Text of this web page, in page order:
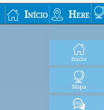
Início Here
Início
Mapa